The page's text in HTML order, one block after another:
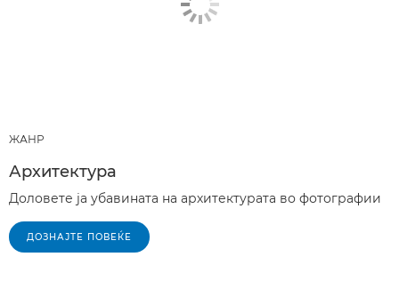
ЖАНР
Архитектура
Доловете ја убавината на архитектурата во фотографии
ДОЗНАЈТЕ ПОВЕЌЕ